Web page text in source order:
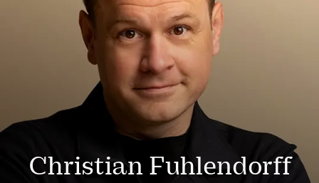
Christian Fuhlendorff